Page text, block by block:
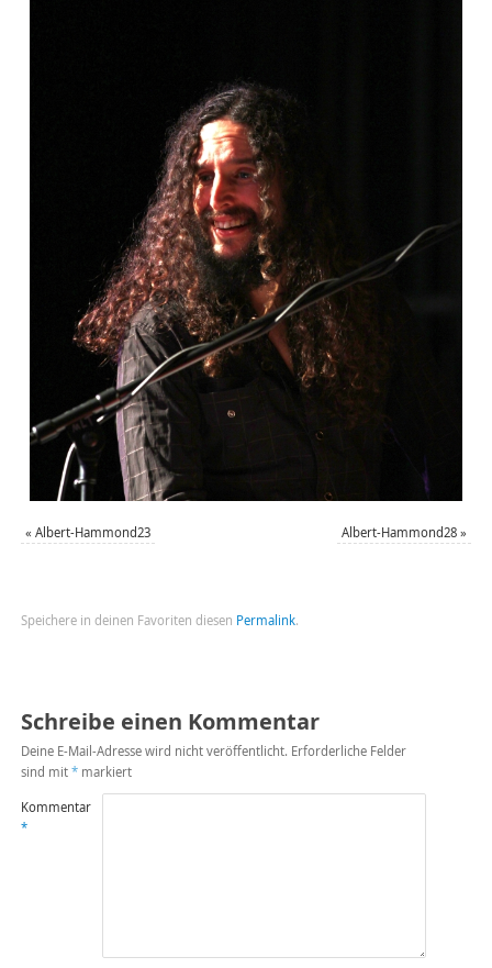
« Albert-Hammond23 Albert-Hammond28 »
Speichere in deinen Favoriten diesen Permalink.
Schreibe einen Kommentar
Deine E-Mail-Adresse wird nicht veröffentlicht. Erforderliche Felder
sind mit *markiert
Kommentar
*